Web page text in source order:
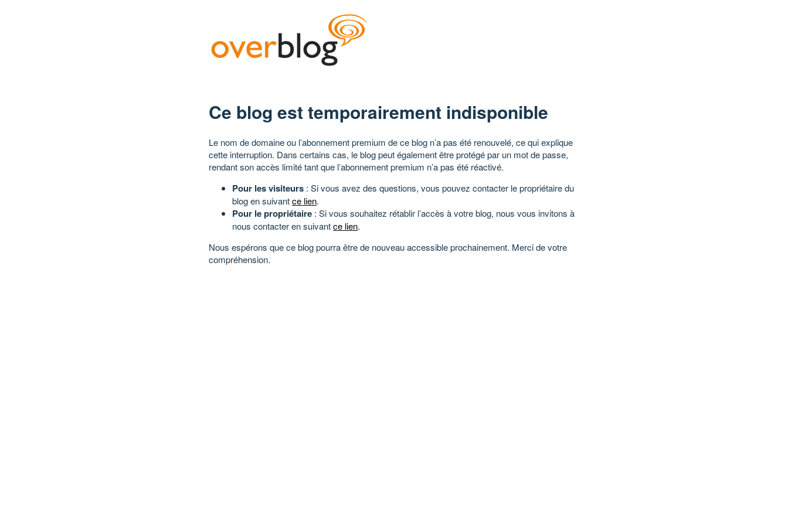
Ce blog est temporairement indisponible
Le nom de domaine ou l’abonnement premium de ce blog n’a pas été renouvelé, ce qui explique
cette interruption. Dans certains cas, le blog peut également être protégé par un mot de passe,
rendant son accès limité tant que l’abonnement premium n’a pas été réactivé.
Pour les visiteurs : Si vous avez des questions, vous pouvez contacter le propriétaire du
blog en suivantce lien.
Pour le propriétaire : Si vous souhaitez rétablir l’accès à votre blog, nous vous invitons à
nous contacter en suivantce lien.
Nous espérons que ce blog pourra être de nouveau accessible prochainement. Merci de votre
compréhension.